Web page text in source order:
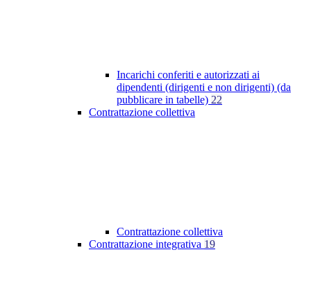
Incarichi conferiti e autorizzati ai
dipendenti (dirigenti e non dirigenti) (da
pubblicare in tabelle) 22
Contrattazione collettiva
Contrattazione collettiva
Contrattazione integrativa 19